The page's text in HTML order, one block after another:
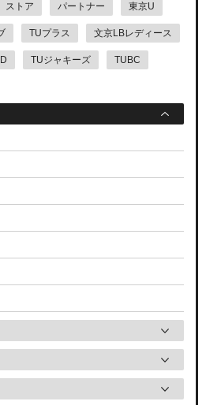
ストア パートナー 東京U
TUプラス 文京LBレディース
TUジャキーズ TUBC